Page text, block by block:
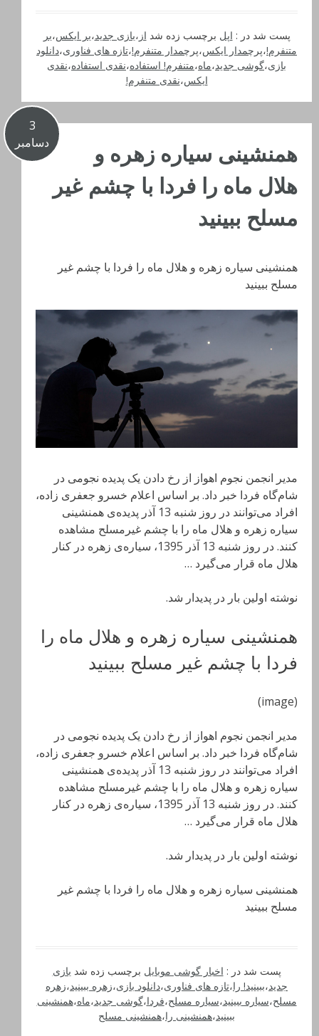
پست شد در : اپل برچسب زده شد از ،بازی جدید،بر ایکس،بر
متنفرم!،پرچمدار ایکس،پرچمدار متنفرم!،تازه های فناوری،دانلود
بازی،گوشی جدید،ماه،متنفرم! استفاده،نقدی استفاده،نقدی
ایکس،نقدی متنفرم!
3
دسامبر
همنشینی سیاره زهره و
هلال ماه را فردا با چشم غیر
مسلح ببینید
همنشینی سیاره زهره و هلال ماه را فردا با چشم غیر
مسلح ببینید
مدیر انجمن نجوم اهواز از رخ دادن یک پدیده نجومی در
شام‌گاه فردا خبر داد. بر اساس اعلام خسرو جعفری زاده،
افراد می‌توانند در روز شنبه 13 آذر پدیده‌ی همنشینی
سیاره زهره و هلال ماه را با چشم غیرمسلح مشاهده
کنند. در روز شنبه 13 آذر 1395، سیاره‌ی زهره در کنار
هلال ماه قرار می‌گیرد …
نوشته اولین بار در پدیدار شد.
همنشینی سیاره زهره و هلال ماه را
فردا با چشم غیر مسلح ببینید
(image)
مدیر انجمن نجوم اهواز از رخ دادن یک پدیده نجومی در
شام‌گاه فردا خبر داد. بر اساس اعلام خسرو جعفری زاده،
افراد می‌توانند در روز شنبه 13 آذر پدیده‌ی همنشینی
سیاره زهره و هلال ماه را با چشم غیرمسلح مشاهده
کنند. در روز شنبه 13 آذر 1395، سیاره‌ی زهره در کنار
هلال ماه قرار می‌گیرد …
نوشته اولین بار در پدیدار شد.
همنشینی سیاره زهره و هلال ماه را فردا با چشم غیر
مسلح ببینید
پست شد در : اخبار گوشی موبایل برچسب زده شد بازی
جدید،ببینید! را،تازه های فناوری،دانلود بازی،زهره ببینید،زهره
مسلح،سیاره ببینید،سیاره مسلح،فردا،گوشی جدید،ماه،همنشینی
ببینید،همنشینی را،همنشینی مسلح